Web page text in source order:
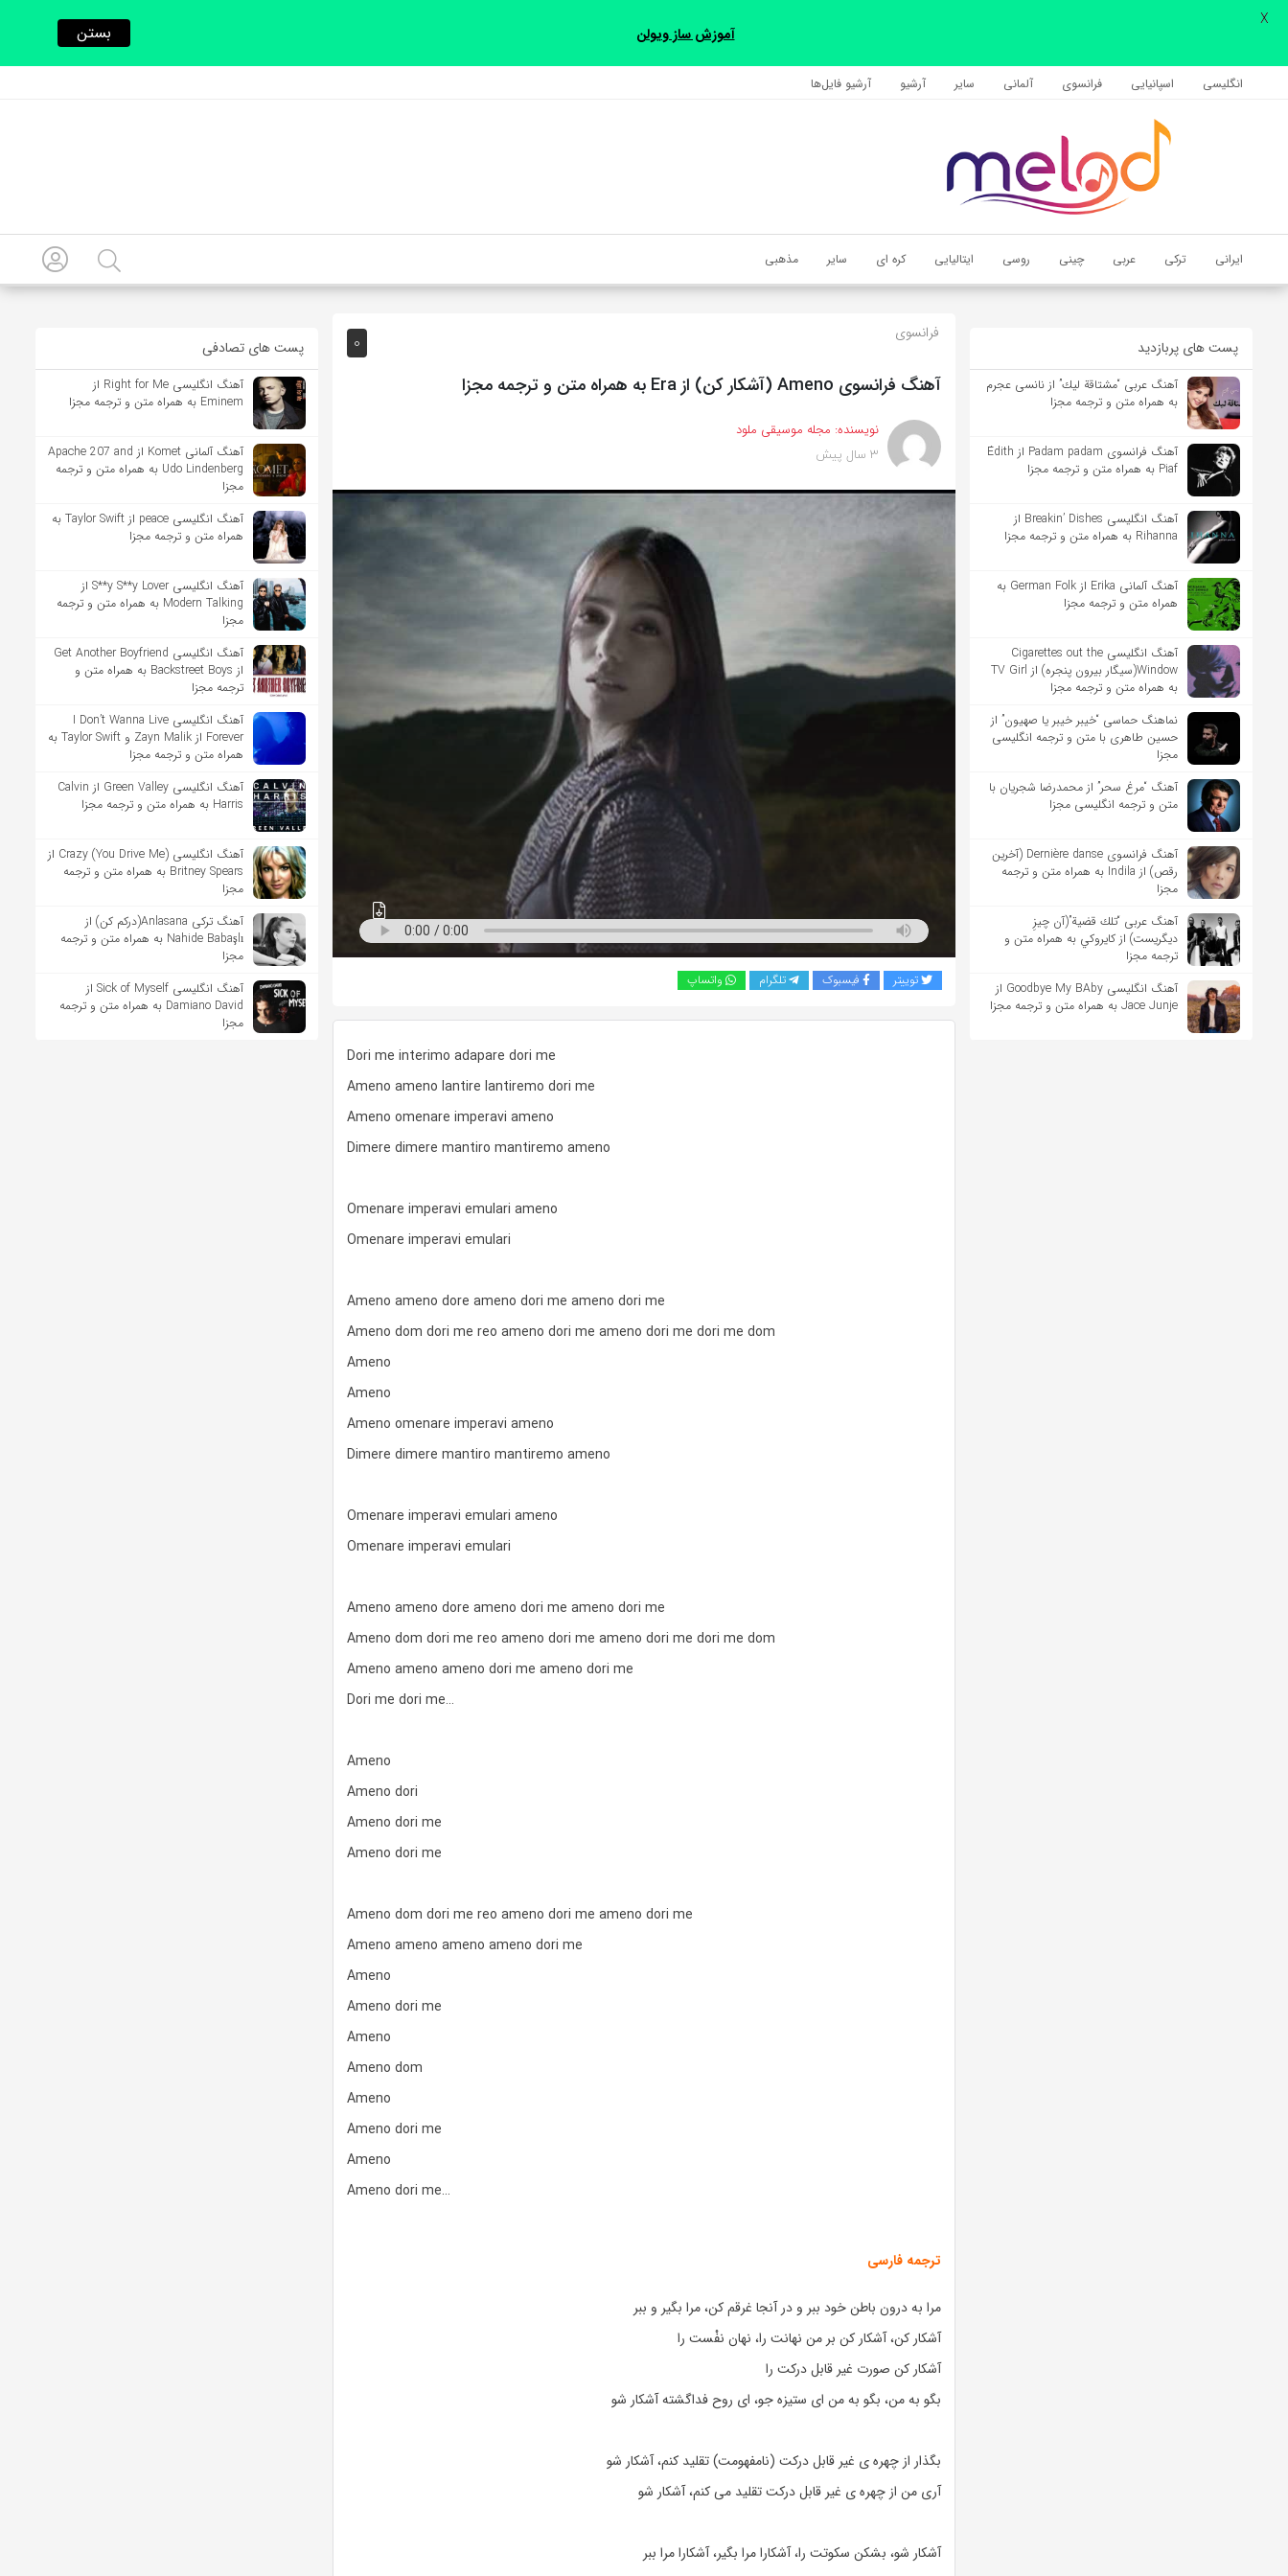
انگلیسی اسپانیایی فرانسوی آلمانی سایر آرشیو آرشیو فایل‌‎ها
ایرانی ترکی عربی چینی روسی ایتالیایی کره ای سایر مذهبی
اشتراک گذاری
با استفاده از روش‌های زیر می‌توانید این صفحه را با دوستان خود به
کپی لینک
پست های پربازدید
آهنگ عربی “مشتاقة لیك” از نانسی عجرم
به همراه متن و ترجمه مجزا
آهنگ فرانسوی Padam padam از Édith
Piaf به همراه متن و ترجمه مجزا
آهنگ انگلیسی Breakin’ Dishes از
Rihanna به همراه متن و ترجمه مجزا
آهنگ آلمانی Erika از German Folk به
همراه متن و ترجمه مجزا
آهنگ انگلیسی Cigarettes out the
Window(سیگار بیرون پنجره) از TV Girl
به همراه متن و ترجمه مجزا
نماهنگ حماسی “خیبر خیبر یا صهیون” از
حسین طاهری با متن و ترجمه انگلیسی
مجزا
آهنگ “مرغ سحر” از محمدرضا شجریان با
متن و ترجمه انگلیسی مجزا
آهنگ فرانسوی Dernière danse (آخرین
رقص) از Indila به همراه متن و ترجمه
مجزا
آهنگ عربی “تلك قضية”(آن چیزِ
دیگریست) از كايروكي به همراه متن و
ترجمه مجزا
آهنگ انگلیسی Goodbye My BAby از
Jace Junje به همراه متن و ترجمه مجزا
0 فرانسوی
آهنگ فرانسوی Ameno (آشکار کن) از Era به همراه متن و ترجمه مجزا
نویسنده: مجله موسیقی ملود
3 سال پیش
توییتر فیسبوک تلگرام واتساپ
Dori me interimo adapare dori me
Ameno ameno lantire lantiremo dori me
Ameno omenare imperavi ameno
Dimere dimere mantiro mantiremo ameno
Omenare imperavi emulari ameno
Omenare imperavi emulari
Ameno ameno dore ameno dori me ameno dori me
Ameno dom dori me reo ameno dori me ameno dori me dori me dom
Ameno
Ameno
Ameno omenare imperavi ameno
Dimere dimere mantiro mantiremo ameno
Omenare imperavi emulari ameno
Omenare imperavi emulari
Ameno ameno dore ameno dori me ameno dori me
Ameno dom dori me reo ameno dori me ameno dori me dori me dom
Ameno ameno ameno dori me ameno dori me
Dori me dori me…
Ameno
Ameno dori
Ameno dori me
Ameno dori me
Ameno dom dori me reo ameno dori me ameno dori me
Ameno ameno ameno ameno dori me
Ameno
Ameno dori me
Ameno
Ameno dom
Ameno
Ameno dori me
Ameno
Ameno dori me…
ترجمه فارسی
مرا به درون باطن خود ببر و در آنجا غرقم کن، مرا بگیر و ببر
آشکار کن، آشکار کن بر من نهانت را، نهان نفْست را
آشکار کن صورت غیر قابل درکت را
بگو به من، بگو به من ای ستیزه جو، ای روح فداگشته آشکار شو
بگذار از چهره ی غیر قابل درکت (نامفهومت) تقلید کنم، آشکار شو
آری من از چهره ی غیر قابل درکت تقلید می کنم، آشکار شو
آشکار شو، بشکن سکوتت را، آشکارا مرا بگیر، آشکارا مرا ببر
پست های تصادفی
آهنگ انگلیسی Right for Me از
Eminem به همراه متن و ترجمه مجزا
آهنگ آلمانی Komet از Apache 207 and
Udo Lindenberg به همراه متن و ترجمه
مجزا
آهنگ انگلیسی peace از Taylor Swift به
همراه متن و ترجمه مجزا
آهنگ انگلیسی S**y S**y Lover از
Modern Talking به همراه متن و ترجمه
مجزا
آهنگ انگلیسی Get Another Boyfriend
از Backstreet Boys به همراه متن و
ترجمه مجزا
آهنگ انگلیسی I Don’t Wanna Live
Forever از Zayn Malik و Taylor Swift به
همراه متن و ترجمه مجزا
آهنگ انگلیسی Green Valley از Calvin
Harris به همراه متن و ترجمه مجزا
آهنگ انگلیسی (You Drive Me) Crazy از
Britney Spears به همراه متن و ترجمه
مجزا
آهنگ ترکی Anlasana(درکم کن) از
Nahide Babaşlı به همراه متن و ترجمه
مجزا
آهنگ انگلیسی Sick of Myself از
Damiano David به همراه متن و ترجمه
مجزا
آموزش ساز ویولن بستن
X